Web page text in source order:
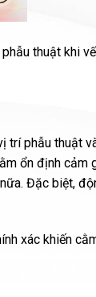
thuật khi
trí phẫu thuật
ổn định cảm
Đặc biệt,
xác khiến